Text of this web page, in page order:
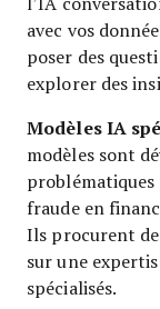
avec vos
poser des
explorer des
Modèles IA
modèles sont
fraude en
Ils procurent
sur une
spécialisés.